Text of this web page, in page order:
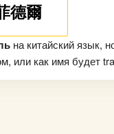
德爾
на китайский язык,
или как имя будет